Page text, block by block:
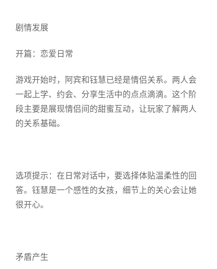
剧情发展
开篇：恋爱日常
游戏开始时，阿宾和钰慧已经是情侣关系。两人会
一起上学、约会、分享生活中的点点滴滴。这个阶
段主要是展现情侣间的甜蜜互动，让玩家了解两人
的关系基础。
选项提示：在日常对话中，要选择体贴温柔性的回
答。钰慧是一个感性的女孩，细节上的关心会让她
很开心。
矛盾产生